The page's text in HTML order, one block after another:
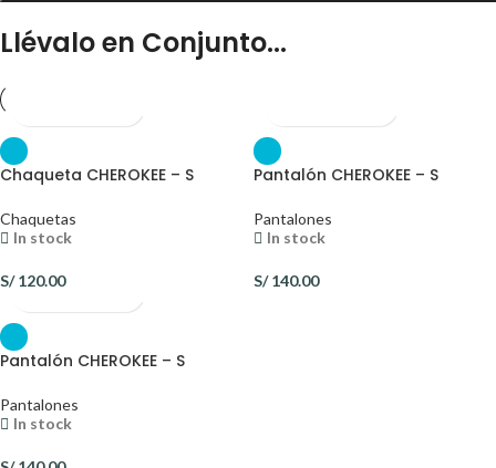
Llévalo en Conjunto...
Chaqueta CHEROKEE – S
Chaquetas
In stock
S/120.00
Pantalón CHEROKEE – S
Pantalones
In stock
S/140.00
Pantalón CHEROKEE – S
Pantalones
In stock